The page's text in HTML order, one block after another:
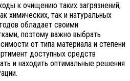
к очищению таких загрязнений,
химических, так и натуральных
обладает своими
поэтому важно выбрать
от типа материала и степени
доступных средств
и находить оптимальные решения